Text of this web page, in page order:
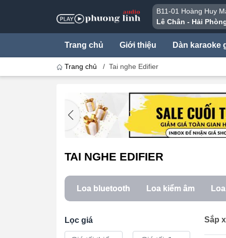
B11-01 Hoàng Huy
Lê Chân - Hải
Trang chủ Giới thiệu Dàn karaoke
Trang chủ / Tai nghe Edifier
TAI NGHE EDIFIER
Loa bluetooth Loa kiểm âm
Sắp
Lọc giá